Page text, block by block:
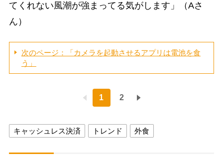
てくれない風潮が強まってる気がします」（Aさ
ん）
次のページ：「カメラを起動させるアプリは電池を食
う」
1 2
キャッシュレス決済 トレンド 外食